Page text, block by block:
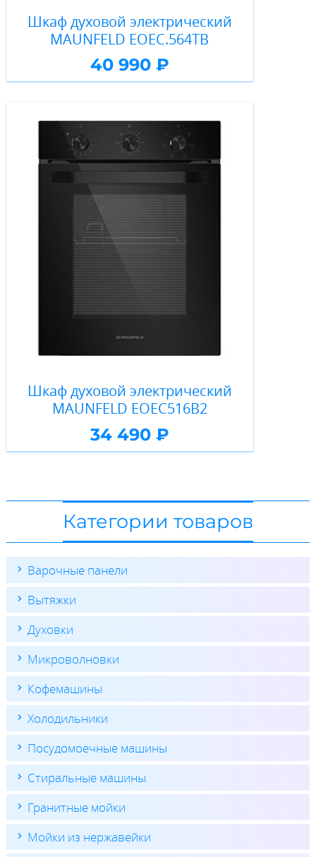
Шкаф духовой электрический
MAUNFELD EOEC.564TB
40 990 ₽
Шкаф духовой электрический
MAUNFELD EOEC516B2
34 490 ₽
Категории товаров
Варочные панели
Вытяжки
Духовки
Микроволновки
Кофемашины
Холодильники
Посудомоечные машины
Стиральные машины
Гранитные мойки
Мойки из нержавейки